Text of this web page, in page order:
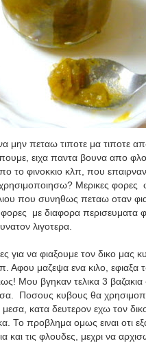
μην πεταω τιποτε μα τιποτε
ειχα παντα βουνα απο
το φινοκκιο κλπ, που
Μερικες φορες
που συνηθως πεταω οταν
φορες
με διαφορα περισευματα
λιγοτερα.
για να φιαξουμε τον δικο μας
Αφου μαζεψα ενα κιλο, εφιαξα
Μου βγηκαν τελικα 3
Ποσους κυβους θα
κατα δευτερον εχω τον
Το προβλημα ομως ειναι οτι
και τις φλουδες, μεχρι να